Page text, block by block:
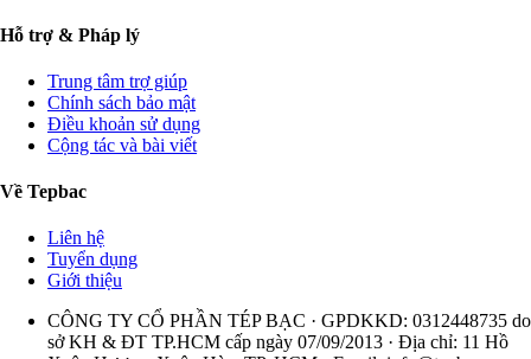
Hỗ trợ & Pháp lý
Trung tâm trợ giúp
Chính sách bảo mật
Điều khoản sử dụng
Cộng tác và bài viết
Về Tepbac
Liên hệ
Tuyển dụng
Giới thiệu
CÔNG TY CỔ PHẦN TÉP BẠC · GPDKKD: 0312448735 do
sở KH & ĐT TP.HCM cấp ngày 07/09/2013 · Địa chỉ: 11 Hồ